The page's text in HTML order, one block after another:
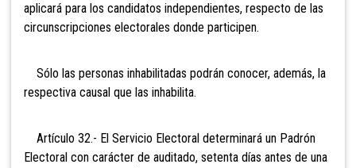
aplicará para los candidatos independientes, respecto de las
circunscripciones electorales donde participen.
Sólo las personas inhabilitadas podrán conocer, además, la
respectiva causal que las inhabilita.
Artículo 32.- El Servicio Electoral determinará un Padrón
Electoral con carácter de auditado, setenta días antes de una